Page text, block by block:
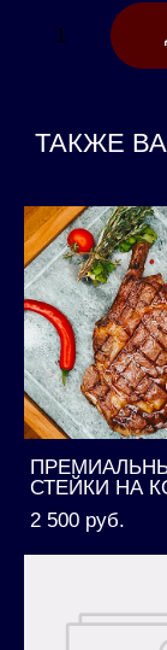
ТАКЖЕ
СТЕЙКИ НА
2 500 pуб.